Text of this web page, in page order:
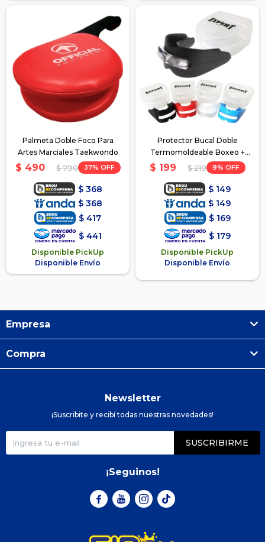
Palmeta Doble Foco Para
Artes Marciales Taekwondo
$ 490 $ 790 37
$ 368
$ 368
$ 417
$ 441
Disponible PickUp
Disponible Envío
Protector Bucal Doble
Termomoldeable Boxeo +
Estuche!
$ 199 $ 219 9
$ 149
$ 149
$ 169
$ 179
Disponible PickUp
Disponible Envío
Empresa
Compra
Newsletter
¡Suscribite y recibí todas nuestras novedades!
SUSCRIBIRME
¡Seguinos!
  